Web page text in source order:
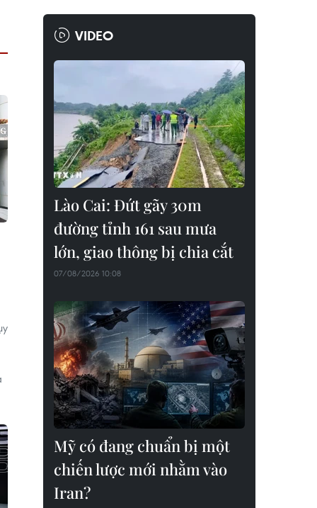
VIDEO
Lào Cai: Đứt gãy 30m
đường tỉnh 161 sau mưa
lớn, giao thông bị chia cắt
07/08/2026 10:08
Mỹ có đang chuẩn bị một
chiến lược mới nhằm vào
Iran?